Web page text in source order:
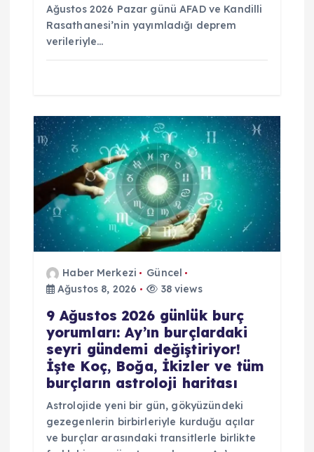
Ağustos 2026 Pazar günü AFAD ve Kandilli
Rasathanesi’nin yayımladığı deprem
verileriyle…
Haber Merkezi
Güncel
Ağustos 8, 2026
38 views
9 Ağustos 2026 günlük burç
yorumları: Ay’ın burçlardaki
seyri gündemi değiştiriyor!
İşte Koç, Boğa, İkizler ve tüm
burçların astroloji haritası
Astrolojide yeni bir gün, gökyüzündeki
gezegenlerin birbirleriyle kurduğu açılar
ve burçlar arasındaki transitlerle birlikte